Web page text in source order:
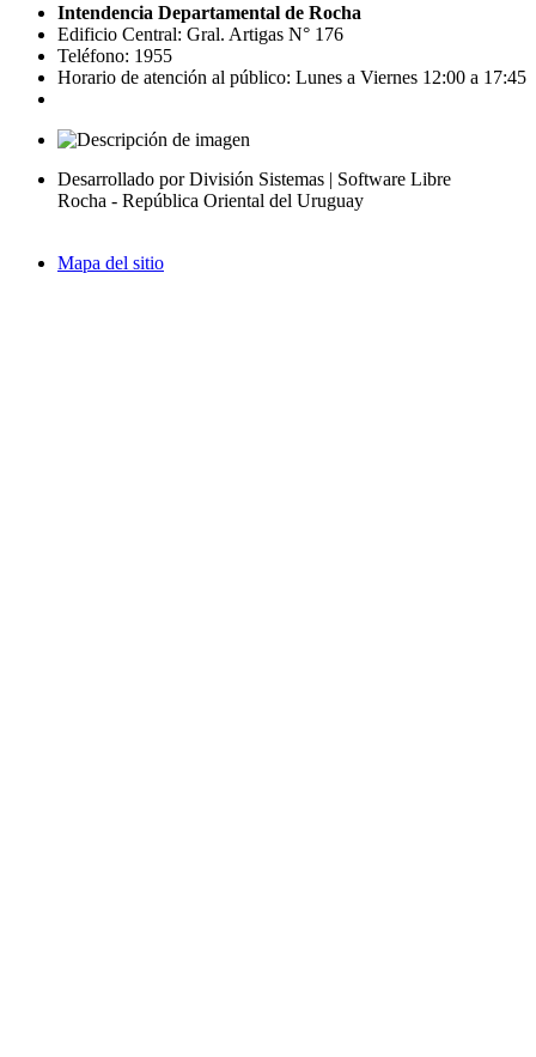
Intendencia Departamental de Rocha
Edificio Central: Gral. Artigas N° 176
Teléfono: 1955
Horario de atención al público: Lunes a Viernes 12:00 a 17:45
Desarrollado por División Sistemas | Software Libre
Rocha - República Oriental del Uruguay
Mapa del sitio